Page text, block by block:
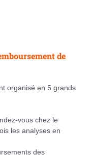
de
organisé en 5 grands
vous chez le
les analyses en
des